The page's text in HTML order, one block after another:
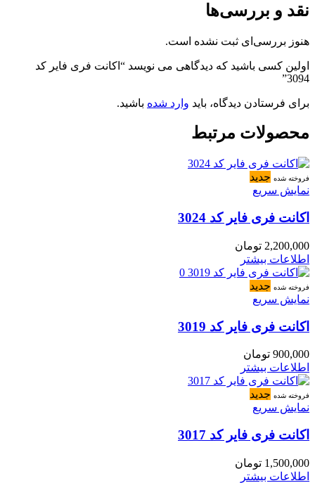
نقد و بررسی‌ها
هنوز بررسی‌ای ثبت نشده است.
اولین کسی باشید که دیدگاهی می نویسد “اکانت فری فایر کد
3094”
برای فرستادن دیدگاه، باید وارد شده باشید.
محصولات مرتبط
فروخته شده جدید
نمایش سریع
اکانت فری فایر کد 3024
2,200,000 تومان
اطلاعات بیشتر
فروخته شده جدید
نمایش سریع
اکانت فری فایر کد 3019
900,000 تومان
اطلاعات بیشتر
فروخته شده جدید
نمایش سریع
اکانت فری فایر کد 3017
1,500,000 تومان
اطلاعات بیشتر